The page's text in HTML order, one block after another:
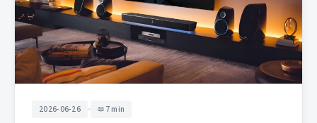
2026-06-26 • 7 min